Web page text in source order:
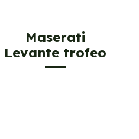
Maserati
Levante trofeo